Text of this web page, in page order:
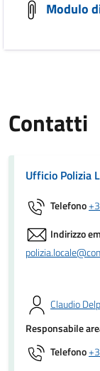
Modulo
Contatti
Ufficio Polizia
Telefono
Indirizzo
Claudio
Responsabile
Telefono